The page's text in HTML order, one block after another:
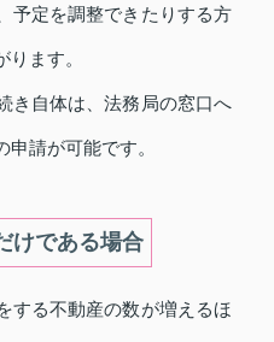
予定を調整できたりする方
ます。
き自体は、法務局の窓口へ
請が可能です。
けである場合
する不動産の数が増えるほ